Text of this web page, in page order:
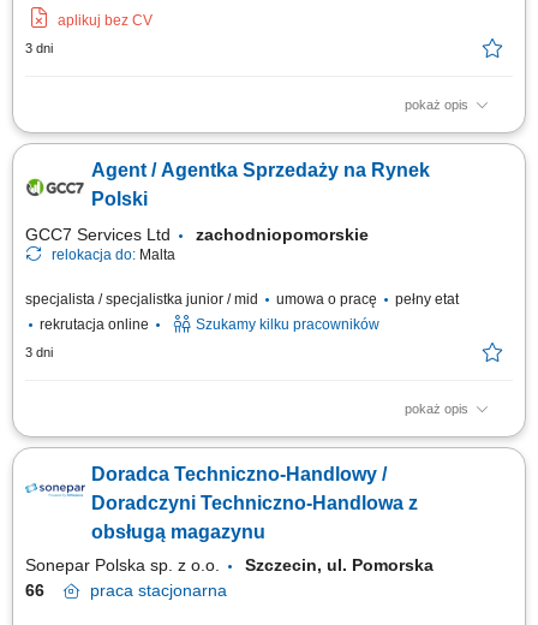
aplikuj bez CV
3 dni
pokaż opis
As a Sales Representative (Presales) with German – Hybrid, working on
#experienceTTEC Our employees have spoken. Our purpose, team, and
company culture are amazing and our Great Place to Work® certification
Agent / Agentka Sprzedaży na Rynek
Polski
GCC7 Services Ltd zachodniopomorskie
relokacja do: Malta
specjalista / specjalistka junior / mid umowa o pracę
pełny etat
rekrutacja online
Szukamy kilku pracowników
3 dni
pokaż opis
ZAKRES OBOWIĄZKÓW: Aktywny kontakt telefoniczny z klientami
finansami, w tym szkoleń z zakresu edukacji finansowej; Budowanie
relacji i pozyskiwanie klientów dla naszych kluczowych Partnerów
Biznesowych. CZEGO WYMAGAMY: Chęć...
Doradca Techniczno-Handlowy /
Doradczyni Techniczno-Handlowa z
obsługą magazynu
Sonepar Polska sp. z o.o.
Szczecin, ul. Pomorska
66
praca stacjonarna